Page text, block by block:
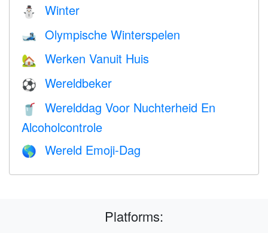
⛄ Winter
🎿 Olympische Winterspelen
🏡 Werken Vanuit Huis
⚽ Wereldbeker
🥤
Werelddag Voor Nuchterheid En
Alcoholcontrole
🌎 Wereld Emoji-Dag
Platforms: